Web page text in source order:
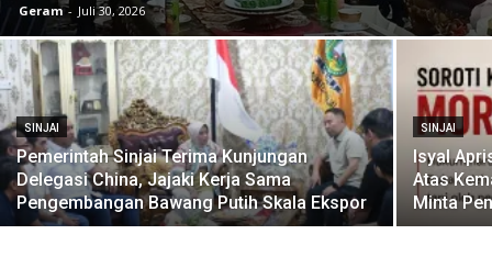
Geram - Juli 30, 2026
SINJAI
Pemerintah Sinjai Terima Kunjungan
Delegasi China, Jajaki Kerja Sama
Pengembangan Bawang Putih Skala Ekspor
SINJAI
Isyal
Atas
Minta